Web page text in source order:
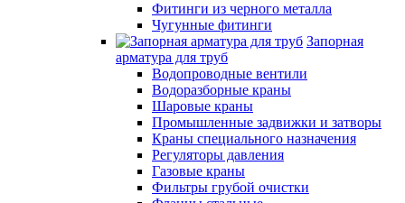
Фитинги из черного металла
Чугунные фитинги
Запорная
арматура для труб
Водопроводные вентили
Водоразборные краны
Шаровые краны
Промышленные задвижки и затворы
Краны специального назначения
Регуляторы давления
Газовые краны
Фильтры грубой очистки